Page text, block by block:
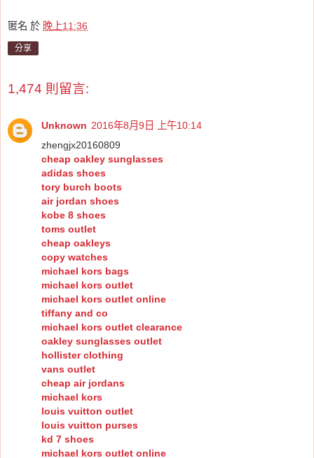
匿名 於 晚上11:36
分享
1,474 則留言:
Unknown 2016年8月9日 上午10:14
zhengjx20160809
cheap oakley sunglasses
adidas shoes
tory burch boots
air jordan shoes
kobe 8 shoes
toms outlet
cheap oakleys
copy watches
michael kors bags
michael kors outlet
michael kors outlet online
tiffany and co
michael kors outlet clearance
oakley sunglasses outlet
hollister clothing
vans outlet
cheap air jordans
michael kors
louis vuitton outlet
louis vuitton purses
kd 7 shoes
michael kors outlet online